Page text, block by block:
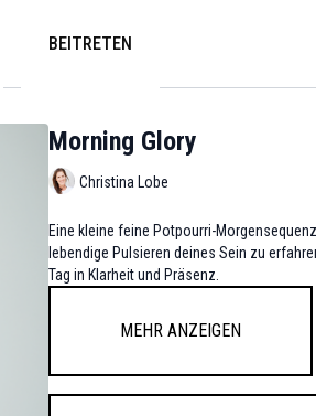
BEITRETEN
Morning Glory
Christina Lobe
Eine kleine feine Potpourri-
lebendige Pulsieren deines Sein zu
Tag in Klarheit und Präsenz.
Mehr anzeigen